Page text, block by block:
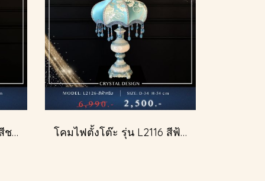
โคมไฟตั้งโต๊ะ รุ่น L2143 สีชมพู (ตั้งโต๊ะ) โคมไฟตั้งโต๊ะ รุ่น L2116 สีฟ้าครีม (ตั้งโต๊ะ)